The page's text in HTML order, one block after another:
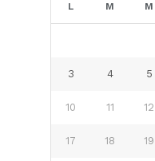
L M M
3 4 5
10 11 12
17 18 19